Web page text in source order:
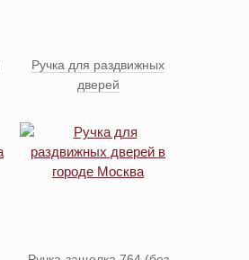
Ручка для раздвижных
дверей